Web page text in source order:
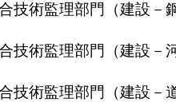
技術監理部門（建設－
技術監理部門（建設－
技術監理部門（建設－